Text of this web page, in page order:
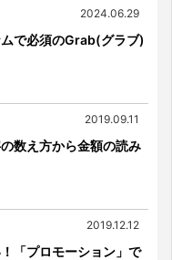
2024.06.29
ムで必須のGrab(グラブ)
2019.09.11
数え方から金額の読み
2019.12.12
「プロモーション」で